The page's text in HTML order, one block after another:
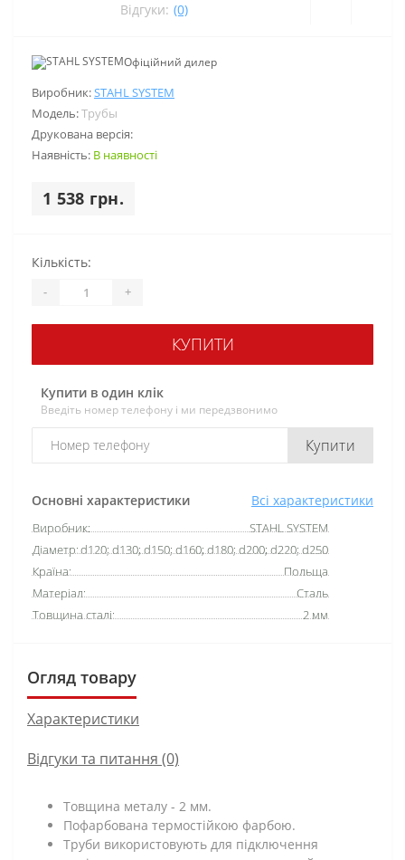
Відгуки: (0)
Виробник:STAHL SYSTEM
Модель:Трубы
Друкована версія:
Наявність: В наявності
1 538 грн.
Офіційний дилер
Основні характеристики Всі характеристики
Виробник:
STAHL SYSTEM
Діаметр:d120; d130; d150; d160; d180; d200; d220; d250
Країна:
Польща
Матеріал:
Сталь
Товщина сталі:
2 мм
Кількість:
- +
КУПИТИ
Купити в один клік
Введіть номер телефону і ми передзвонимо
Купити
Огляд товару
Характеристики
Відгуки та питання (0)
Товщина металу - 2 мм.
Пофарбована термостійкою фарбою.
Труби використовують для підключення